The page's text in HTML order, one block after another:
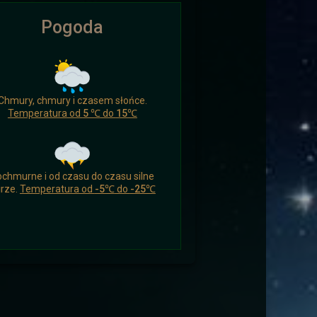
czasu nacieszyć się czymś
drogowcy zaskoczeni.
i wysłać ich aby wsparli
Pogoda
chmury i czasem słońce.
Temperatura od 5 ℃do 15℃
i od czasu do czasu silne
Temperatura od -5℃do -25℃